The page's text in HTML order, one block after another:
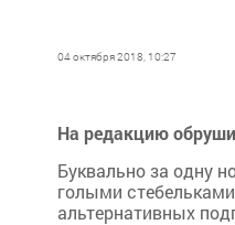
04 октября 2018, 10:27
На редакцию
Буквально за одну
голыми
альтернативных